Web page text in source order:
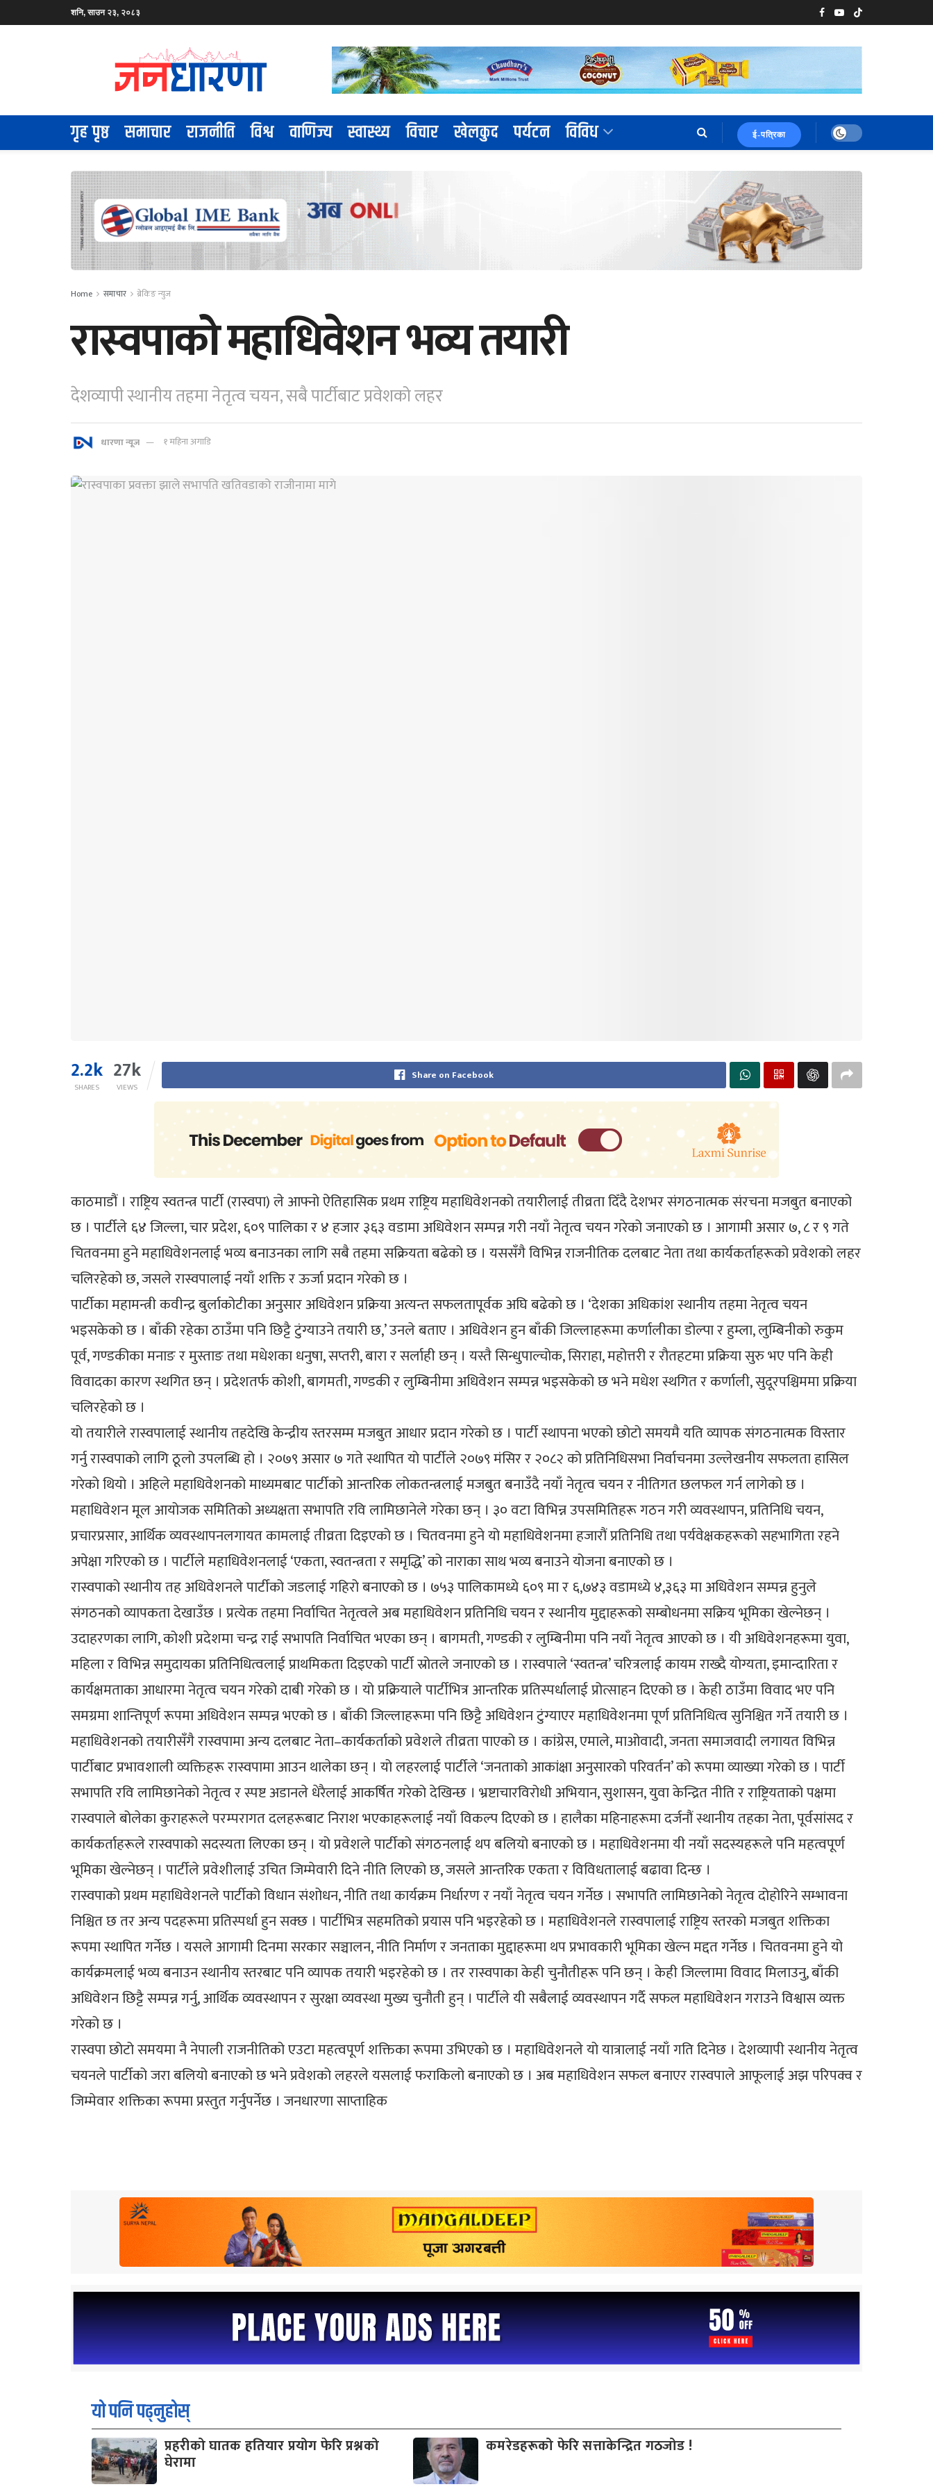
शनि, साउन २३, २०८३
गृह पृष्ठ समाचार राजनीति विश्व वाणिज्य स्वास्थ्य विचार खेलकुद पर्यटन विविध ई-पत्रिका
Home समाचार ब्रेकिङ न्युज
रास्वपाको महाधिवेशन भव्य तयारी
देशव्यापी स्थानीय तहमा नेतृत्व चयन, सबै पार्टीबाट प्रवेशको लहर
धारणा न्यूज १ महिना अगाडि
2.2k
SHARES
27k
VIEWS
Share on Facebook
काठमाडौं । राष्ट्रिय स्वतन्त्र पार्टी (रास्वपा) ले आफ्नो ऐतिहासिक प्रथम राष्ट्रिय महाधिवेशनको तयारीलाई तीव्रता दिँदै देशभर संगठनात्मक संरचना मजबुत बनाएको
छ । पार्टीले ६४ जिल्ला, चार प्रदेश, ६०९ पालिका र ४ हजार ३६३ वडामा अधिवेशन सम्पन्न गरी नयाँ नेतृत्व चयन गरेको जनाएको छ । आगामी असार ७, ८ र ९ गते
चितवनमा हुने महाधिवेशनलाई भव्य बनाउनका लागि सबै तहमा सक्रियता बढेको छ । यससँगै विभिन्न राजनीतिक दलबाट नेता तथा कार्यकर्ताहरूको प्रवेशको लहर
चलिरहेको छ, जसले रास्वपालाई नयाँ शक्ति र ऊर्जा प्रदान गरेको छ ।
पार्टीका महामन्त्री कवीन्द्र बुर्लाकोटीका अनुसार अधिवेशन प्रक्रिया अत्यन्त सफलतापूर्वक अघि बढेको छ । ‘देशका अधिकांश स्थानीय तहमा नेतृत्व चयन
भइसकेको छ । बाँकी रहेका ठाउँमा पनि छिट्टै टुंग्याउने तयारी छ,’ उनले बताए । अधिवेशन हुन बाँकी जिल्लाहरूमा कर्णालीका डोल्पा र हुम्ला, लुम्बिनीको रुकुम
पूर्व, गण्डकीका मनाङ र मुस्ताङ तथा मधेशका धनुषा, सप्तरी, बारा र सर्लाही छन् । यस्तै सिन्धुपाल्चोक, सिराहा, महोत्तरी र रौतहटमा प्रक्रिया सुरु भए पनि केही
विवादका कारण स्थगित छन् । प्रदेशतर्फ कोशी, बागमती, गण्डकी र लुम्बिनीमा अधिवेशन सम्पन्न भइसकेको छ भने मधेश स्थगित र कर्णाली, सुदूरपश्चिममा प्रक्रिया
चलिरहेको छ ।
यो तयारीले रास्वपालाई स्थानीय तहदेखि केन्द्रीय स्तरसम्म मजबुत आधार प्रदान गरेको छ । पार्टी स्थापना भएको छोटो समयमै यति व्यापक संगठनात्मक विस्तार
गर्नु रास्वपाको लागि ठूलो उपलब्धि हो । २०७९ असार ७ गते स्थापित यो पार्टीले २०७९ मंसिर र २०८२ को प्रतिनिधिसभा निर्वाचनमा उल्लेखनीय सफलता हासिल
गरेको थियो । अहिले महाधिवेशनको माध्यमबाट पार्टीको आन्तरिक लोकतन्त्रलाई मजबुत बनाउँदै नयाँ नेतृत्व चयन र नीतिगत छलफल गर्न लागेको छ ।
महाधिवेशन मूल आयोजक समितिको अध्यक्षता सभापति रवि लामिछानेले गरेका छन् । ३० वटा विभिन्न उपसमितिहरू गठन गरी व्यवस्थापन, प्रतिनिधि चयन,
प्रचारप्रसार, आर्थिक व्यवस्थापनलगायत कामलाई तीव्रता दिइएको छ । चितवनमा हुने यो महाधिवेशनमा हजारौं प्रतिनिधि तथा पर्यवेक्षकहरूको सहभागिता रहने
अपेक्षा गरिएको छ । पार्टीले महाधिवेशनलाई ‘एकता, स्वतन्त्रता र समृद्धि’ को नाराका साथ भव्य बनाउने योजना बनाएको छ ।
रास्वपाको स्थानीय तह अधिवेशनले पार्टीको जडलाई गहिरो बनाएको छ । ७५३ पालिकामध्ये ६०९ मा र ६,७४३ वडामध्ये ४,३६३ मा अधिवेशन सम्पन्न हुनुले
संगठनको व्यापकता देखाउँछ । प्रत्येक तहमा निर्वाचित नेतृत्वले अब महाधिवेशन प्रतिनिधि चयन र स्थानीय मुद्दाहरूको सम्बोधनमा सक्रिय भूमिका खेल्नेछन् ।
उदाहरणका लागि, कोशी प्रदेशमा चन्द्र राई सभापति निर्वाचित भएका छन् । बागमती, गण्डकी र लुम्बिनीमा पनि नयाँ नेतृत्व आएको छ । यी अधिवेशनहरूमा युवा,
महिला र विभिन्न समुदायका प्रतिनिधित्वलाई प्राथमिकता दिइएको पार्टी स्रोतले जनाएको छ । रास्वपाले ‘स्वतन्त्र’ चरित्रलाई कायम राख्दै योग्यता, इमान्दारिता र
कार्यक्षमताका आधारमा नेतृत्व चयन गरेको दाबी गरेको छ । यो प्रक्रियाले पार्टीभित्र आन्तरिक प्रतिस्पर्धालाई प्रोत्साहन दिएको छ । केही ठाउँमा विवाद भए पनि
समग्रमा शान्तिपूर्ण रूपमा अधिवेशन सम्पन्न भएको छ । बाँकी जिल्लाहरूमा पनि छिट्टै अधिवेशन टुंग्याएर महाधिवेशनमा पूर्ण प्रतिनिधित्व सुनिश्चित गर्ने तयारी छ ।
महाधिवेशनको तयारीसँगै रास्वपामा अन्य दलबाट नेता–कार्यकर्ताको प्रवेशले तीव्रता पाएको छ । कांग्रेस, एमाले, माओवादी, जनता समाजवादी लगायत विभिन्न
पार्टीबाट प्रभावशाली व्यक्तिहरू रास्वपामा आउन थालेका छन् । यो लहरलाई पार्टीले ‘जनताको आकांक्षा अनुसारको परिवर्तन’ को रूपमा व्याख्या गरेको छ । पार्टी
सभापति रवि लामिछानेको नेतृत्व र स्पष्ट अडानले धेरैलाई आकर्षित गरेको देखिन्छ । भ्रष्टाचारविरोधी अभियान, सुशासन, युवा केन्द्रित नीति र राष्ट्रियताको पक्षमा
रास्वपाले बोलेका कुराहरूले परम्परागत दलहरूबाट निराश भएकाहरूलाई नयाँ विकल्प दिएको छ । हालैका महिनाहरूमा दर्जनौं स्थानीय तहका नेता, पूर्वसांसद र
कार्यकर्ताहरूले रास्वपाको सदस्यता लिएका छन् । यो प्रवेशले पार्टीको संगठनलाई थप बलियो बनाएको छ । महाधिवेशनमा यी नयाँ सदस्यहरूले पनि महत्वपूर्ण
भूमिका खेल्नेछन् । पार्टीले प्रवेशीलाई उचित जिम्मेवारी दिने नीति लिएको छ, जसले आन्तरिक एकता र विविधतालाई बढावा दिन्छ ।
रास्वपाको प्रथम महाधिवेशनले पार्टीको विधान संशोधन, नीति तथा कार्यक्रम निर्धारण र नयाँ नेतृत्व चयन गर्नेछ । सभापति लामिछानेको नेतृत्व दोहोरिने सम्भावना
निश्चित छ तर अन्य पदहरूमा प्रतिस्पर्धा हुन सक्छ । पार्टीभित्र सहमतिको प्रयास पनि भइरहेको छ । महाधिवेशनले रास्वपालाई राष्ट्रिय स्तरको मजबुत शक्तिका
रूपमा स्थापित गर्नेछ । यसले आगामी दिनमा सरकार सञ्चालन, नीति निर्माण र जनताका मुद्दाहरूमा थप प्रभावकारी भूमिका खेल्न मद्दत गर्नेछ । चितवनमा हुने यो
कार्यक्रमलाई भव्य बनाउन स्थानीय स्तरबाट पनि व्यापक तयारी भइरहेको छ । तर रास्वपाका केही चुनौतीहरू पनि छन् । केही जिल्लामा विवाद मिलाउनु, बाँकी
अधिवेशन छिट्टै सम्पन्न गर्नु, आर्थिक व्यवस्थापन र सुरक्षा व्यवस्था मुख्य चुनौती हुन् । पार्टीले यी सबैलाई व्यवस्थापन गर्दै सफल महाधिवेशन गराउने विश्वास व्यक्त
गरेको छ ।
रास्वपा छोटो समयमा नै नेपाली राजनीतिको एउटा महत्वपूर्ण शक्तिका रूपमा उभिएको छ । महाधिवेशनले यो यात्रालाई नयाँ गति दिनेछ । देशव्यापी स्थानीय नेतृत्व
चयनले पार्टीको जरा बलियो बनाएको छ भने प्रवेशको लहरले यसलाई फराकिलो बनाएको छ । अब महाधिवेशन सफल बनाएर रास्वपाले आफूलाई अझ परिपक्व र
जिम्मेवार शक्तिका रूपमा प्रस्तुत गर्नुपर्नेछ । जनधारणा साप्ताहिक
यो पनि पढ्नुहोस्
प्रहरीको घातक हतियार प्रयोग फेरि प्रश्नको
घेरामा
कमरेडहरूको फेरि सत्ताकेन्द्रित गठजोड !